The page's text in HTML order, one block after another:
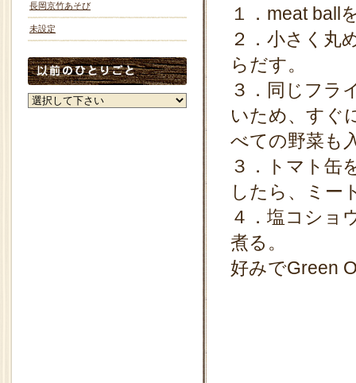
１．meat ball
２．小さく丸
らだす。
３．同じフラ
いため、すぐ
べての野菜も
３．トマト缶
したら、ミー
４．塩コショ
煮る。
好みでGreen
長岡京竹あそび
未設定